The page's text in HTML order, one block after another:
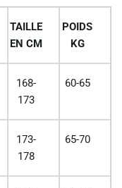
TAILLE
EN CM
POIDS
KG
168-
173
60-65
173-
178
65-70